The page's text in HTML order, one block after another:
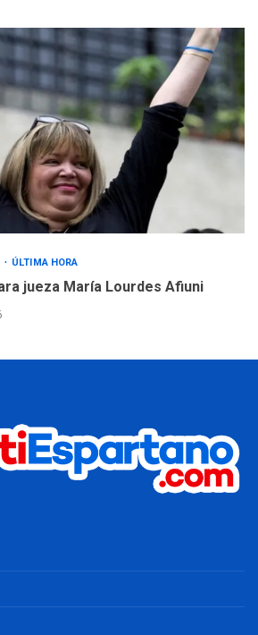
ÚLTIMA HORA
jueza María Lourdes Afiuni